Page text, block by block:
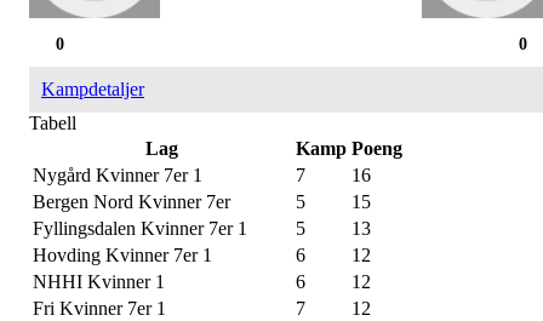
0
0
Kampdetaljer
Tabell
Lag
Kamp Poeng
Nygård Kvinner 7er 1
7
16
Bergen Nord Kvinner 7er
5
15
Fyllingsdalen Kvinner 7er 1
5
13
Hovding Kvinner 7er 1
6
12
NHHI Kvinner 1
6
12
Fri Kvinner 7er 1
7
12